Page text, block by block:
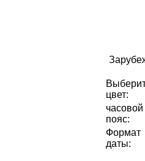
цвет:
часовой
пояс:
Формат
даты: